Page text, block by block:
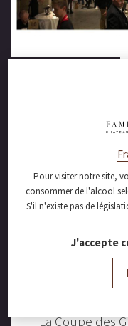
Pour
année
lauréat
des
Saint
La Coupe des
Pour visiter notre site,
consommer de l'alcool
S'il n'existe pas de
J'accepte